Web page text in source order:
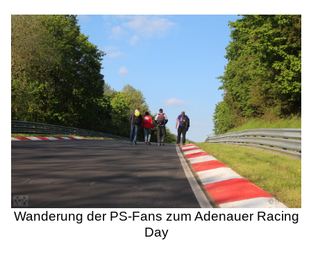
Wanderung der PS-Fans zum Adenauer Racing
Day